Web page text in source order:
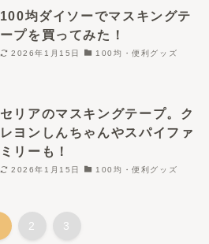
100均ダイソーでマスキングテ
ープを買ってみた！
2026年1月15日 100均・便利グッズ
セリアのマスキングテープ。ク
レヨンしんちゃんやスパイファ
ミリーも！
2026年1月15日 100均・便利グッズ
2 3